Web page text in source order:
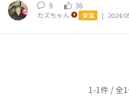
9 36
カズちゃん 東海 | 2024/
1-1件 / 全